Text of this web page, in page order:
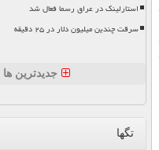
استارلینک در عراق رسما فعال شد
سرقت چندین میلیون دلار در ۲۵ دقیقه
جدیدترین ها
تگها